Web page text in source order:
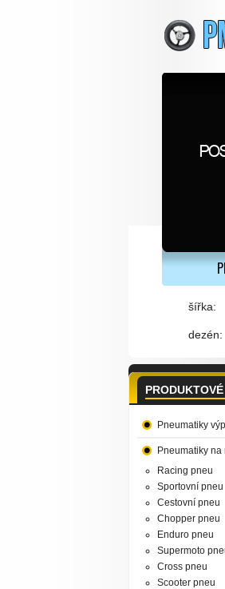
šířka:
dezén:
Pneumatiky
Pneumatiky na
Racing pneu
Sportovní pneu
Cestovní pneu
Chopper pneu
Enduro pneu
Supermoto
Cross pneu
Scooter pneu